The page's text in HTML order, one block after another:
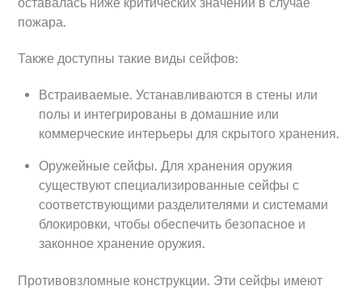
пожара.
Также доступны такие виды сейфов:
Встраиваемые. Устанавливаются в стены или
полы и интегрированы в домашние или
коммерческие интерьеры для скрытого хранения.
Оружейные сейфы. Для хранения оружия
существуют специализированные сейфы с
соответствующими разделителями и системами
блокировки, чтобы обеспечить безопасное и
законное хранение оружия.
Противовзломные конструкции. Эти сейфы имеют